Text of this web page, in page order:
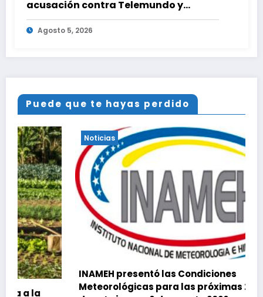
acusación contra Telemundo y
advirtió que lo que hacen en su contra
es ilegal en EEUU
Agosto 5, 2026
Puede que te hayas perdido
Noticias
INAMEH presentó las Condiciones
Meteorológicas para las próximas 24 horas,